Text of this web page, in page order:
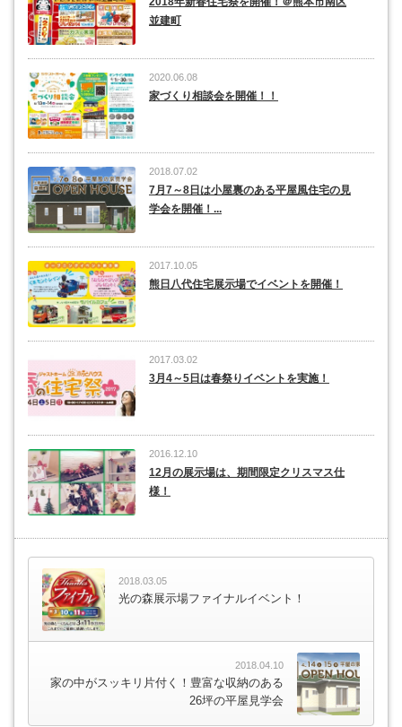
並建町
2020.06.08
家づくり相談会を開催！！
2018.07.02
7月7～8日は小屋裏のある平屋風住宅の見
学会を開催！...
2017.10.05
熊日八代住宅展示場でイベントを開催！
2017.03.02
3月4～5日は春祭りイベントを実施！
2016.12.10
12月の展示場は、期間限定クリスマス仕
様！
2018.03.05
光の森展示場ファイナルイベント！
2018.04.10
家の中がスッキリ片付く！豊富な収納のある
26坪の平屋見学会